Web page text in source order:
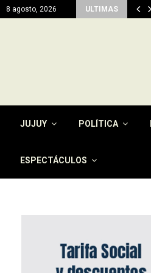
8 agosto, 2026 ULTIMAS
JUJUY POLÍTICA
ESPECTÁCULOS